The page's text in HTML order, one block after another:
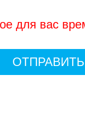
для вас
ОТПРАВИТЬ